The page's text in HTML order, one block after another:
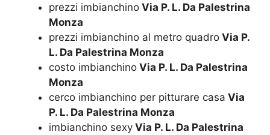
prezzi imbianchino Via P. L. Da Palestrina
Monza
prezzi imbianchino al metro quadro Via P.
L. Da Palestrina Monza
costo imbianchino Via P. L. Da Palestrina
Monza
cerco imbianchino per pitturare casa Via
P. L. Da Palestrina Monza
imbianchino sexy Via P. L. Da Palestrina